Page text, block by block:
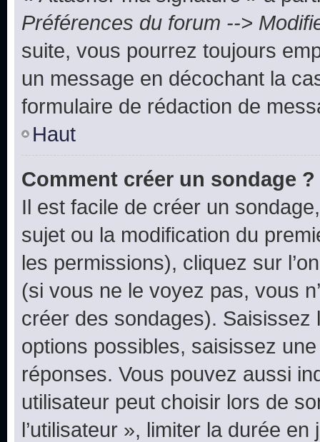
Préférences du forum -->
suite, vous pourrez toujours
un message en décochant la
formulaire de rédaction de
Haut
Comment créer un sondage ?
Il est facile de créer un
sujet ou la modification du
les permissions), cliquez sur
(si vous ne le voyez pas, vous
créer des sondages).
options possibles, saisissez
réponses. Vous pouvez aussi
utilisateur peut choisir lors de
l’utilisateur », limiter la durée